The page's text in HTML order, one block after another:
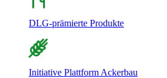
DLG-prämierte Produkte
Initiative Plattform Ackerbau